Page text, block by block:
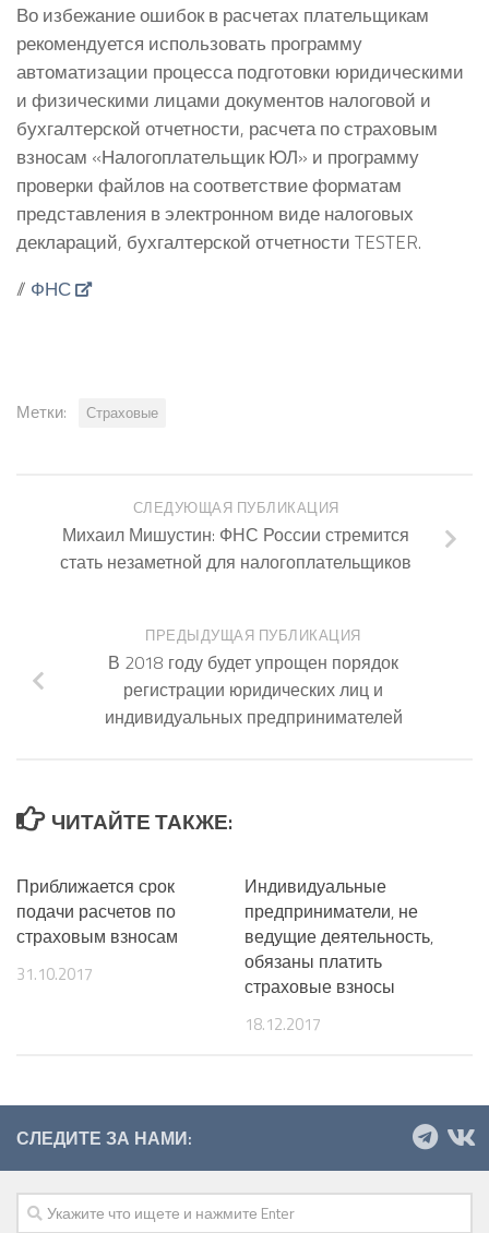
Во избежание ошибок в расчетах плательщикам
рекомендуется использовать программу
автоматизации процесса подготовки юридическими
и физическими лицами документов налоговой и
бухгалтерской отчетности, расчета по страховым
взносам «Налогоплательщик ЮЛ» и программу
проверки файлов на соответствие форматам
представления в электронном виде налоговых
деклараций, бухгалтерской отчетности TESTER.
// ФНС
Метки: Страховые
СЛЕДУЮЩАЯ ПУБЛИКАЦИЯ
Михаил Мишустин: ФНС России стремится
стать незаметной для налогоплательщиков
ПРЕДЫДУЩАЯ ПУБЛИКАЦИЯ
В 2018 году будет упрощен порядок
регистрации юридических лиц и
индивидуальных предпринимателей
ЧИТАЙТЕ ТАКЖЕ:
Приближается срок
подачи расчетов по
страховым взносам
31.10.2017
Индивидуальные
предприниматели, не
ведущие деятельность,
обязаны платить
страховые взносы
18.12.2017
СЛЕДИТЕ ЗА НАМИ: